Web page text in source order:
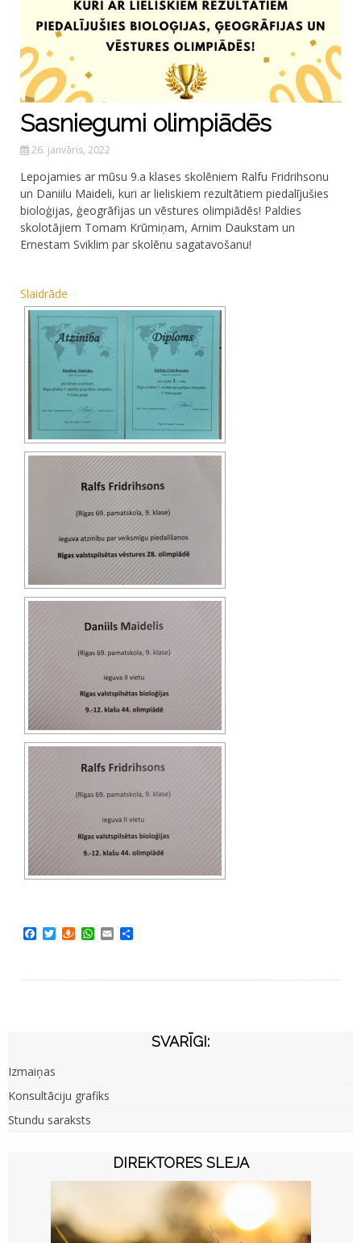
Sasniegumi olimpiādēs
26. janvāris, 2022
Lepojamies ar mūsu 9.a klases skolēniem Ralfu Fridrihsonu
un Daniilu Maideli, kuri ar lieliskiem rezultātiem piedalījušies
bioloģijas, ģeogrāfijas un vēstures olimpiādēs! Paldies
skolotājiem Tomam Krūmiņam, Arnim Daukstam un
Ernestam Sviklim par skolēnu sagatavošanu!
Slaidrāde
Facebook
TwitterDraugiem
WhatsApp
Email
SVARĪGI:
Izmaiņas
Konsultāciju grafiks
Stundu saraksts
DIREKTORES SLEJA